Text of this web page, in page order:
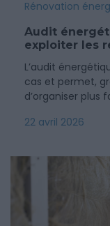
Rénovation
Audit
exploiter les
L’audit
cas et permet,
d’organiser plus
22 avril 2026